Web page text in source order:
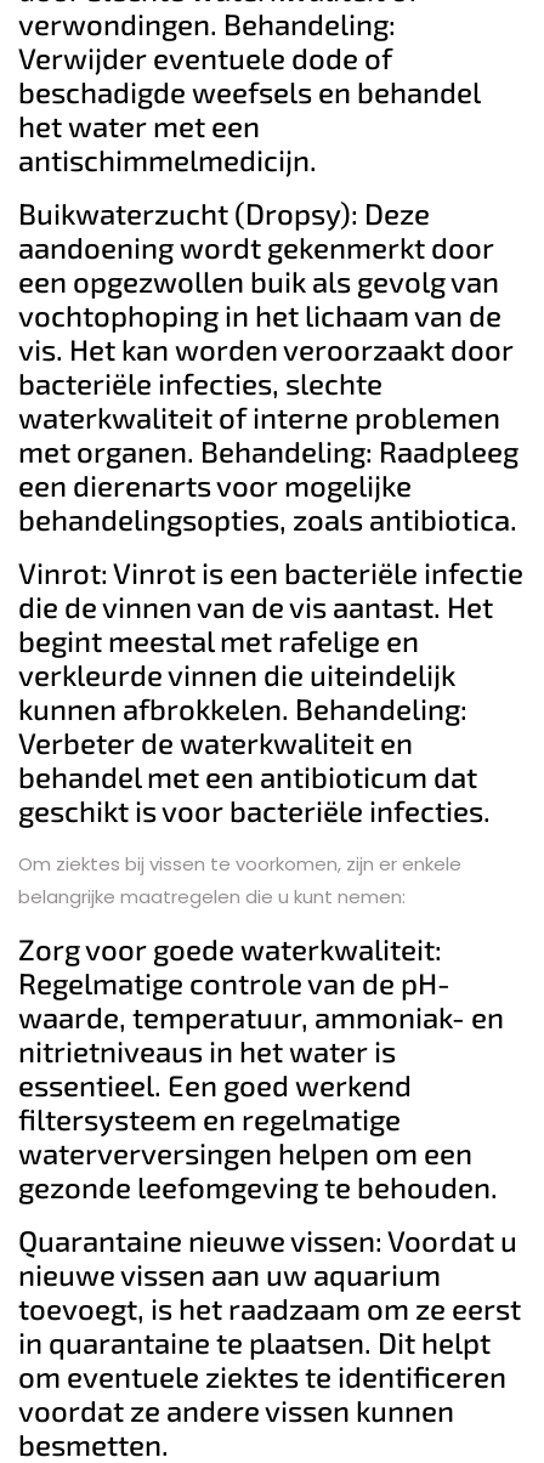
verwondingen. Behandeling:
Verwijder eventuele dode of
beschadigde weefsels en behandel
het water met een
antischimmelmedicijn.
Buikwaterzucht (Dropsy): Deze
aandoening wordt gekenmerkt door
een opgezwollen buik als gevolg van
vochtophoping in het lichaam van de
vis. Het kan worden veroorzaakt door
bacteriële infecties, slechte
waterkwaliteit of interne problemen
met organen. Behandeling: Raadpleeg
een dierenarts voor mogelijke
behandelingsopties, zoals antibiotica.
Vinrot: Vinrot is een bacteriële infectie
die de vinnen van de vis aantast. Het
begint meestal met rafelige en
verkleurde vinnen die uiteindelijk
kunnen afbrokkelen. Behandeling:
Verbeter de waterkwaliteit en
behandel met een antibioticum dat
geschikt is voor bacteriële infecties.
Om ziektes bij vissen te voorkomen, zijn er enkele
belangrijke maatregelen die u kunt nemen:
Zorg voor goede waterkwaliteit:
Regelmatige controle van de pH-
waarde, temperatuur, ammoniak- en
nitrietniveaus in het water is
essentieel. Een goed werkend
filtersysteem en regelmatige
waterverversingen helpen om een
gezonde leefomgeving te behouden.
Quarantaine nieuwe vissen: Voordat u
nieuwe vissen aan uw aquarium
toevoegt, is het raadzaam om ze eerst
in quarantaine te plaatsen. Dit helpt
om eventuele ziektes te identificeren
voordat ze andere vissen kunnen
besmetten.